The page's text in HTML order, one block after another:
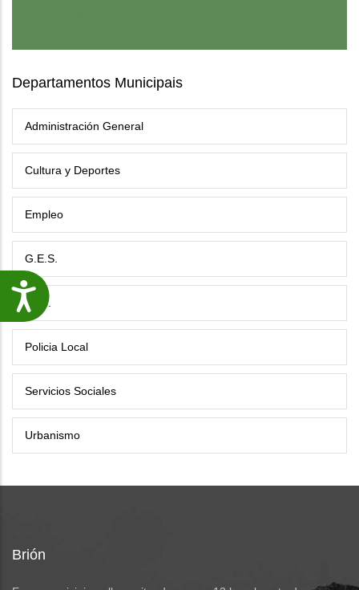
Accesibilidade
Departamentos Municipais
Administración General
Cultura y Deportes
Empleo
G.E.S.
P.I.C.
Policia Local
Servicios Sociales
Urbanismo
Brión